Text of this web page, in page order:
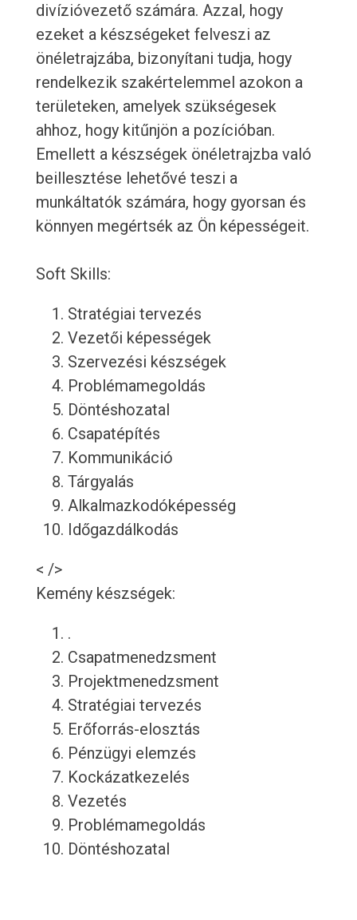
divízióvezető számára. Azzal, hogy
ezeket a készségeket felveszi az
önéletrajzába, bizonyítani tudja, hogy
rendelkezik szakértelemmel azokon a
területeken, amelyek szükségesek
ahhoz, hogy kitűnjön a pozícióban.
Emellett a készségek önéletrajzba való
beillesztése lehetővé teszi a
munkáltatók számára, hogy gyorsan és
könnyen megértsék az Ön képességeit.
Soft Skills:
Stratégiai tervezés
Vezetői képességek
Szervezési készségek
Problémamegoldás
Döntéshozatal
Csapatépítés
Kommunikáció
Tárgyalás
Alkalmazkodóképesség
Időgazdálkodás
< />
Kemény készségek:
.
Csapatmenedzsment
Projektmenedzsment
Stratégiai tervezés
Erőforrás-elosztás
Pénzügyi elemzés
Kockázatkezelés
Vezetés
Problémamegoldás
Döntéshozatal